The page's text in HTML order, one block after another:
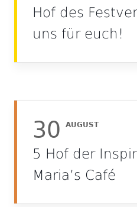
Hof des
uns für euch!
30 AUGUST
5 Hof der
Maria’s Café